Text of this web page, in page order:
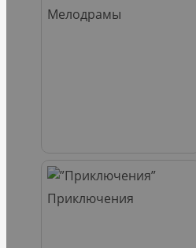
Мелодрамы
Приключения